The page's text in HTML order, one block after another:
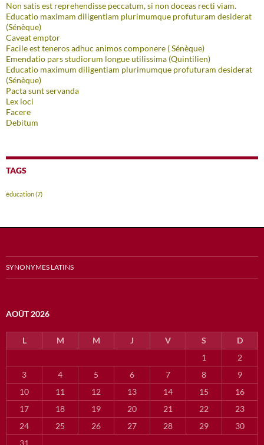
Non satis est reprehendisse peccatum, si non doceas recti viam.
Educatio maximam diligentiam plurimumque profuturam desiderat
(Sénèque)
Caveat emptor
Facile est teneros adhuc animos componere ( Sénèque)
Emendatio pars studiorum longue utilissima (Quintilien)
Educatio maximum diligentiam plurimumque profuturam desiderat
(Sénèque)
Pacta sunt servanda
Lex loci
Facere
Debitum
TAGS
éducation(7)
SYNONYMES LATINS
AOÛT 2026
L M M J V S
D
1
2
3
4 5 6 7 8
9
10
11 12 13 14 15
16
17
18 19 20 21 22
23
24
25 26 27 28 29
30